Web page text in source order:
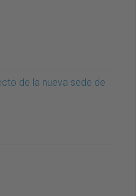
de la nueva sede de